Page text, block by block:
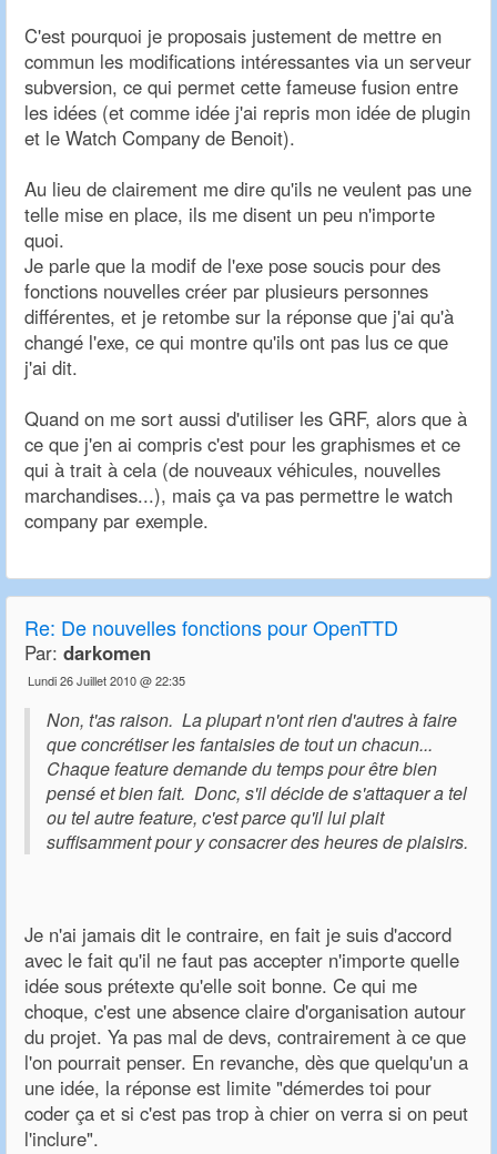
C'est pourquoi je proposais justement de mettre en
commun les modifications intéressantes via un serveur
subversion, ce qui permet cette fameuse fusion entre
les idées (et comme idée j'ai repris mon idée de plugin
et le Watch Company de Benoit).
Au lieu de clairement me dire qu'ils ne veulent pas une
telle mise en place, ils me disent un peu n'importe
quoi.
Je parle que la modif de l'exe pose soucis pour des
fonctions nouvelles créer par plusieurs personnes
différentes, et je retombe sur la réponse que j'ai qu'à
changé l'exe, ce qui montre qu'ils ont pas lus ce que
j'ai dit.
Quand on me sort aussi d'utiliser les GRF, alors que à
ce que j'en ai compris c'est pour les graphismes et ce
qui à trait à cela (de nouveaux véhicules, nouvelles
marchandises...), mais ça va pas permettre le watch
company par exemple.
Re: De nouvelles fonctions pour OpenTTD
Par: darkomen
Lundi 26 Juillet 2010 @ 22:35
Non, t'as raison. La plupart n'ont rien d'autres à faire
que concrétiser les fantaisies de tout un chacun...
Chaque feature demande du temps pour être bien
pensé et bien fait. Donc, s'il décide de s'attaquer a tel
ou tel autre feature, c'est parce qu'il lui plait
suffisamment pour y consacrer des heures de plaisirs.
Je n'ai jamais dit le contraire, en fait je suis d'accord
avec le fait qu'il ne faut pas accepter n'importe quelle
idée sous prétexte qu'elle soit bonne. Ce qui me
choque, c'est une absence claire d'organisation autour
du projet. Ya pas mal de devs, contrairement à ce que
l'on pourrait penser. En revanche, dès que quelqu'un a
une idée, la réponse est limite "démerdes toi pour
coder ça et si c'est pas trop à chier on verra si on peut
l'inclure".